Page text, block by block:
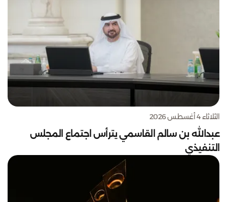
الثلاثاء 4 أغسطس 2026
عبدالله بن سالم القاسمي يترأس اجتماع المجلس
التنفيذي